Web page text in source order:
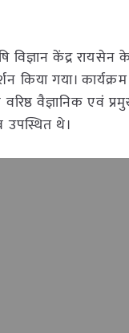
विज्ञान केंद्र रायसेन
किया गया।
वैज्ञानिक एवं
उपस्थित थे।